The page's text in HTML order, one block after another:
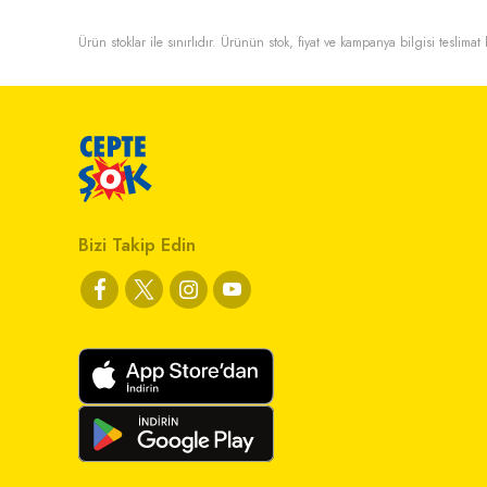
Ürün stoklar ile sınırlıdır. Ürünün stok, fiyat ve kampanya bilgisi
Bizi Takip Edin